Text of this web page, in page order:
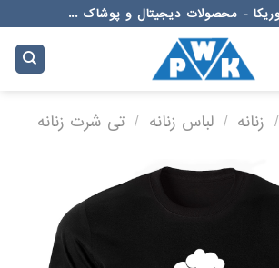
- محصولات دیجیتال و پوشاک ...
/ زنانه / لباس زنانه / تی شرت زنانه